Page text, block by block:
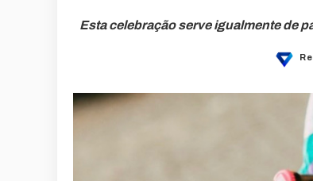
Esta celebração serve igualmente de